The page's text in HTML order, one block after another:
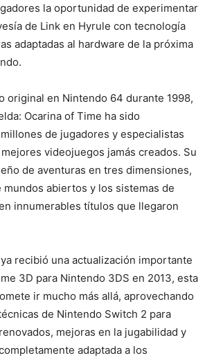
la oportunidad de experimentar
de Link en Hyrule con tecnología
adaptadas al hardware de la próxima
original en Nintendo 64 durante 1998,
Ocarina of Time ha sido
de jugadores y especialistas
videojuegos jamás creados. Su
de aventuras en tres dimensiones,
mundos abiertos y los sistemas de
innumerables títulos que llegaron
recibió una actualización importante
3D para Nintendo 3DS en 2013, esta
ir mucho más allá, aprovechando
de Nintendo Switch 2 para
mejoras en la jugabilidad y
adaptada a los